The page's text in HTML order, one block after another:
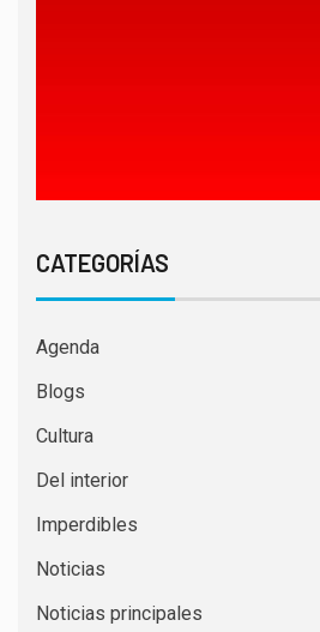
CATEGORÍAS
Agenda
Blogs
Cultura
Del interior
Imperdibles
Noticias
Noticias principales